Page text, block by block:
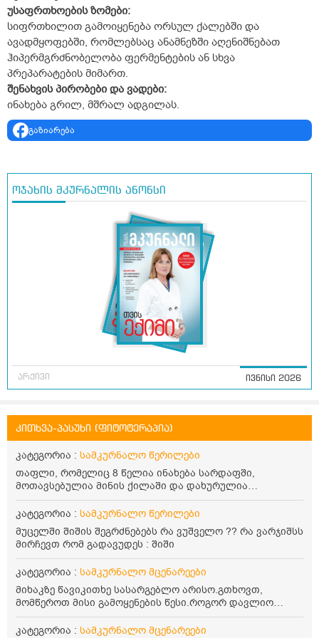
უსაფრთხოების ზომები:
სიფრთხილით გამოიყენება ორსულ ქალებში და
ავადმყოფებში, რომლებსაც ანამნეზში აღენიშნებათ
ჰიპერმგრძნობელობა ფერმენტების ან სხვა
პრეპარატების მიმართ.
შენახვის პირობები და ვადები:
ინახება გრილ, მშრალ ადგილას.
გაზიარება
ოჯახის მკურნალის ანონსი
არქივი ივნისი 2026
კითხვა-პასუხი (ფიტოტერაპია)
კატეგორია : სამკურნალო წერილები
თაფლი, რომელიც 8 წელია ინახება სარდაფში,
მოთავსებულია მინის ქილაში და დახურულია
პლასტმასის სახურავით. ექნება თუ არა შენარჩუნებული
სასარგებლო თვისებები და შეიძლება თუ არა მისი
მირთმევა? გმადლობთ.
კატეგორია : სამკურნალო წერილები
მუცელში შიშის შეგრძნებებს რა ვუშველო ?? რა ვარჯიშსს
მირჩევთ რომ გადავუდეს : შიში
კატეგორია : სამკურნალო მცენარეები
მიხაკზე წავიკითხე სასარგებლო არისო.გთხოვთ,
მომწეროთ მისი გამოყენების წესი.როგორ დავლიო
მიხაკის ჩაი. ასევე მაინტერესებს ლეიკოციტები მაქვს
ოდნავ დაბალი და წავიკითხე ლეიკოციტების დონეს
კატეგორია : სამკურნალო მცენარეები